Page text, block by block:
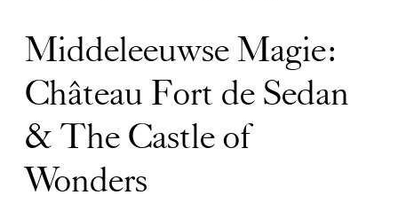
Middeleeuwse Magie:
Château Fort de Sedan
& The Castle of
Wonders